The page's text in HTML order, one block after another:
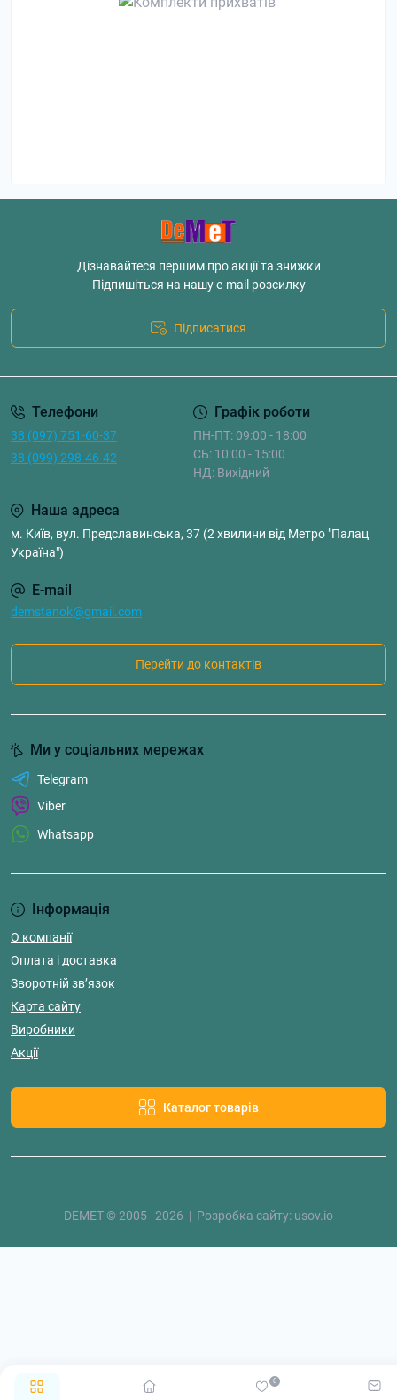
0
Дізнавайтеся першим про акції та знижки
Підпишіться на нашу e-mail розсилку
Підписатися
Телефони
38 (097) 751-60-37
38 (099) 298-46-42
Графік роботи
ПН-ПТ: 09:00 - 18:00
СБ: 10:00 - 15:00
НД: Вихідний
Наша адреса
м. Київ, вул. Предславинська, 37 (2 хвилини від Метро "Палац
Україна")
E-mail
demstanok@gmail.com
Перейти до контактів
Інформація
О компанії
Оплата і доставка
Зворотній зв’язок
Карта сайту
Виробники
Акції
Каталог товарів
Ми у соціальних мережах
Telegram
Viber
Whatsapp
DEMET © 2005–2026 | Розробка сайту: usov.io